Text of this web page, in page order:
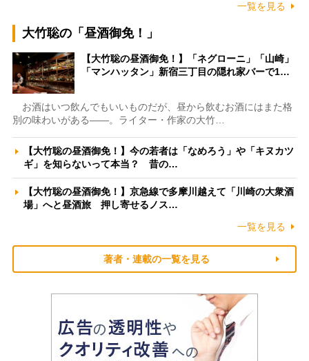
一覧を見る
大竹聡の「昼酒御免！」
【大竹聡の昼酒御免！】「ネグローニ」「山崎」
「マンハッタン」新宿三丁目の隠れ家バーで1…
お酒はいつ飲んでもいいものだが、昼から飲むお酒にはまた格
別の味わいがある――。ライター・作家の大竹…
【大竹聡の昼酒御免！】今の若者は「なめろう」や「キヌカツ
ギ」を知らないって本当？ 昔の…
【大竹聡の昼酒御免！】京急線で多摩川越えて「川崎の大衆酒
場」へと昼酒旅 押し寄せるノス…
一覧を見る
著者・連載の一覧を見る